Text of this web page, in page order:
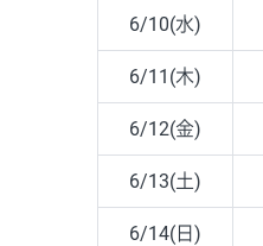
6/10(水)
6/11(木)
6/12(金)
6/13(土)
6/14(日)